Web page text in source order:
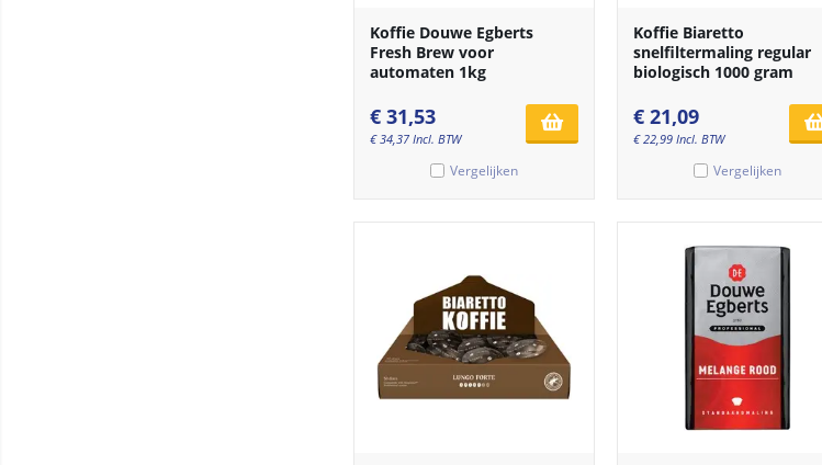
Koffie Douwe Egberts
Fresh Brew voor
automaten 1kg
€ 31,53
€34,37 Incl. BTW
Vergelijken
Koffie Biaretto
snelfiltermaling regular
biologisch 1000 gram
€ 21,09
€22,99 Incl. BTW
Vergelijken